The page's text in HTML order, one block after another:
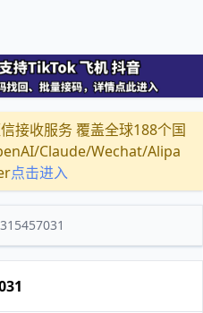
接收服务 覆盖全球188个国
Claude/Wechat/Alipa
点击进入